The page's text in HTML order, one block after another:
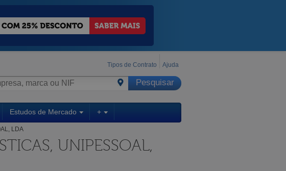
Tipos de Contrato Ajuda
Estudos de Mercado +
LDA
UNIPESSOAL,